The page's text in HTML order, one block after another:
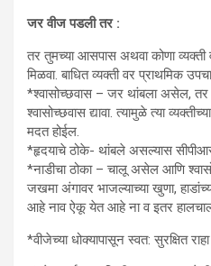
जर वीज पडली तर :
तर तुमच्या आसपास अथवा कोणा व्यक्ती
मिळवा. बाधित व्यक्ती वर प्राथमिक
*श्वासोच्छवास – जर थांबला असेल, तर
श्वासोच्छवास द्यावा. त्यामुळे त्या
मदत होईल.
*हृदयाचे ठोके- थांबले असल्यास
*नाडीचा ठोका – चालू असेल आणि
जखमा अंगावर भाजल्याच्या खुणा,
आहे नाव ऐकू येत आहे ना व इतर हालचाली
*वीजेच्या धोक्यापासून स्वत: सुरक्षित